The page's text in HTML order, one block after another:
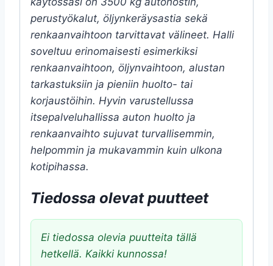
perustyökalut, öljynkeräysastia sekä
renkaanvaihtoon tarvittavat välineet. Halli
soveltuu erinomaisesti esimerkiksi
renkaanvaihtoon, öljynvaihtoon, alustan
tarkastuksiin ja pieniin huolto- tai
korjaustöihin. Hyvin varustellussa
itsepalveluhallissa auton huolto ja
renkaanvaihto sujuvat turvallisemmin,
helpommin ja mukavammin kuin ulkona
kotipihassa.
Tiedossa olevat puutteet
Ei tiedossa olevia puutteita tällä
hetkellä. Kaikki kunnossa!